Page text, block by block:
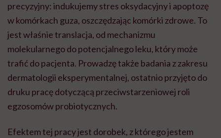
precyzyjny: indukujemy stres oksydacyjny i apoptozę
w komórkach guza, oszczędzając komórki zdrowe. To
jest właśnie translacja, od mechanizmu
molekularnego do potencjalnego leku, który może
trafić do pacjenta. Prowadzę także badania z zakresu
dermatologii eksperymentalnej, ostatnio przyjęto do
druku pracę dotyczącą przeciwstarzeniowej roli
egzosomów probiotycznych.
Efektem tej pracy jest dorobek, z którego jestem